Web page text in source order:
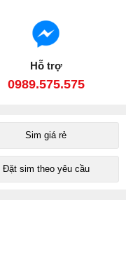
Hỗ trợ
0989.575.575
Sim giá rẻ
Đặt sim theo yêu cầu